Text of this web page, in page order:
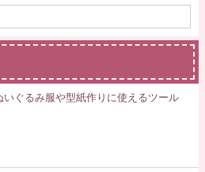
いぐるみ服や型紙作りに使えるツール